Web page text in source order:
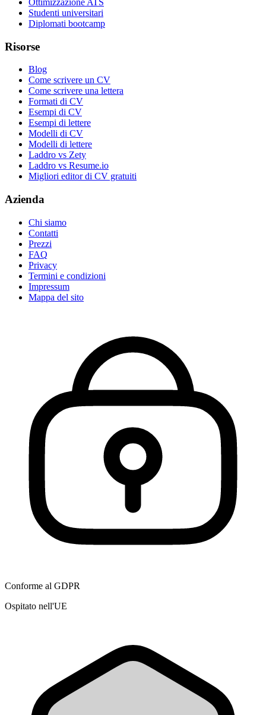
Ottimizzazione ATS
Studenti universitari
Diplomati bootcamp
Risorse
Blog
Come scrivere un CV
Come scrivere una lettera
Formati di CV
Esempi di CV
Esempi di lettere
Modelli di CV
Modelli di lettere
Laddro vs Zety
Laddro vs Resume.io
Migliori editor di CV gratuiti
Azienda
Chi siamo
Contatti
Prezzi
FAQ
Privacy
Termini e condizioni
Impressum
Mappa del sito
Conforme al GDPR
Ospitato nell'UE